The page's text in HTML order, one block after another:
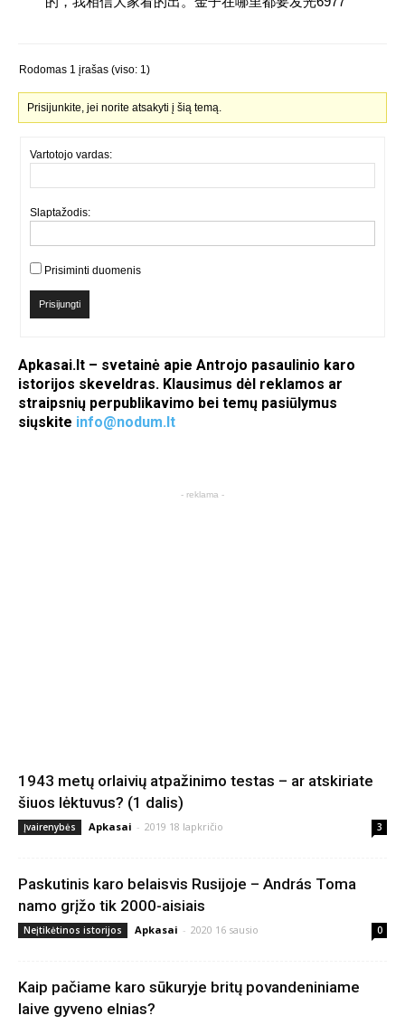
Rodomas 1 įrašas (viso: 1)
Prisijunkite, jei norite atsakyti į šią temą.
Vartotojo vardas:
Slaptažodis:
Prisiminti duomenis
Prisijungti
Apkasai.lt – svetainė apie Antrojo pasaulinio karo
istorijos skeveldras. Klausimus dėl reklamos ar
straipsnių perpublikavimo bei temų pasiūlymus
siųskite info@nodum.lt
- reklama -
1943 metų orlaivių atpažinimo testas – ar atskiriate
šiuos lėktuvus? (1 dalis)
Įvairenybės Apkasai - 2019 18 lapkričio 3
Paskutinis karo belaisvis Rusijoje – András Toma
namo grįžo tik 2000-aisiais
Neįtikėtinos istorijos Apkasai - 2020 16 sausio 0
Kaip pačiame karo sūkuryje britų povandeniniame
laive gyveno elnias?